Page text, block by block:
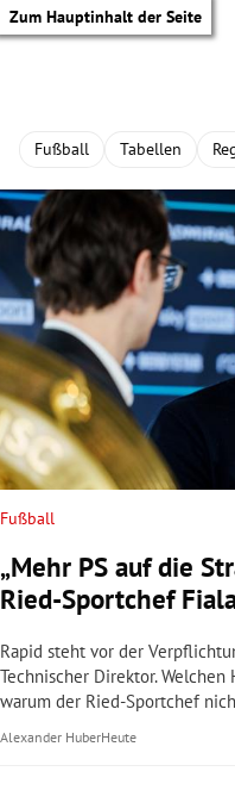
Zum Hauptinhalt der Seite
Untermenü
Untermenü
Untermenü
Untermenü
Fußball Tabellen
Fußball
„Mehr PS auf die
Ried-Sportchef
Rapid steht vor der
Technischer Direktor.
warum der Ried-Sportchef
Alexander HuberHeute